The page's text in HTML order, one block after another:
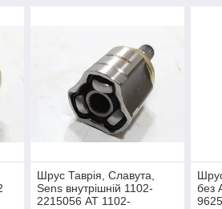
Шрус Таврія, Славута,
Sens внутрішній 1102-
2215056 AT 1102-
без